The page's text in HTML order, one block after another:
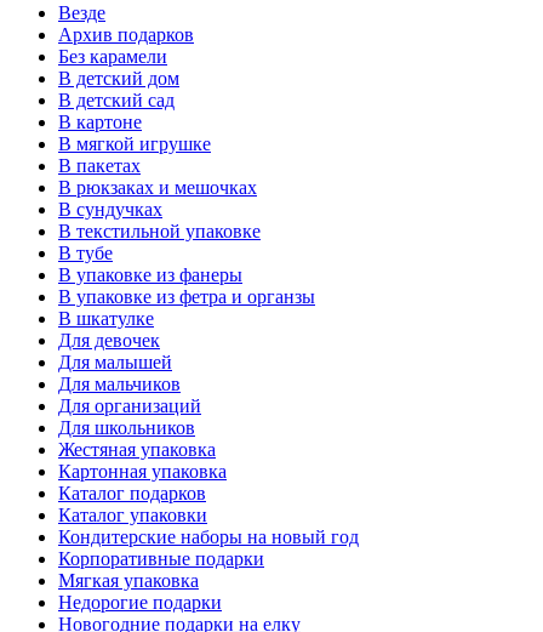
Везде
Архив подарков
Без карамели
В детский дом
В детский сад
В картоне
В мягкой игрушке
В пакетах
В рюкзаках и мешочках
В сундучках
В текстильной упаковке
В тубе
В упаковке из фанеры
В упаковке из фетра и органзы
В шкатулке
Для девочек
Для малышей
Для мальчиков
Для организаций
Для школьников
Жестяная упаковка
Картонная упаковка
Каталог подарков
Каталог упаковки
Кондитерские наборы на новый год
Корпоративные подарки
Мягкая упаковка
Недорогие подарки
Новогодние подарки на елку